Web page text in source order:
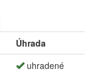
Úhrada
uhradené